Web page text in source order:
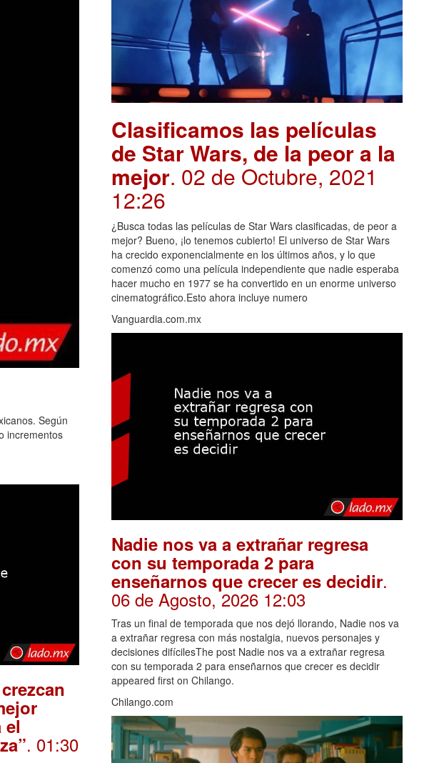
Según
incrementos
el
. 01:30
Clasificamos las películas
de Star Wars, de la peor a la
mejor. 02 de Octubre, 2021
12:26
¿Busca todas las películas de Star Wars clasificadas, de peor a
mejor? Bueno, ¡lo tenemos cubierto! El universo de Star Wars
ha crecido exponencialmente en los últimos años, y lo que
comenzó como una película independiente que nadie esperaba
hacer mucho en 1977 se ha convertido en un enorme universo
cinematográfico.Esto ahora incluye numero
Vanguardia.com.mx
Nadie nos va a extrañar regresa
con su temporada 2 para
enseñarnos que crecer es decidir.
06 de Agosto, 2026 12:03
Tras un final de temporada que nos dejó llorando, Nadie nos va
a extrañar regresa con más nostalgia, nuevos personajes y
decisiones difícilesThe post Nadie nos va a extrañar regresa
con su temporada 2 para enseñarnos que crecer es decidir
appeared first on Chilango.
Chilango.com